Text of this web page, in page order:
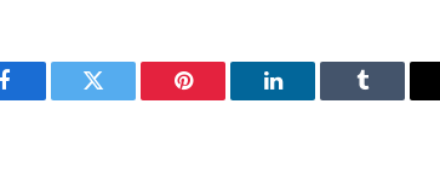
Facebook Twitter Pinterest LinkedIn Tumblr